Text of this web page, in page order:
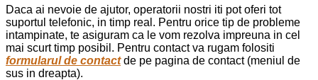
Daca ai nevoie de ajutor, operatorii nostri iti pot oferi tot
suportul telefonic, in timp real. Pentru orice tip de probleme
intampinate, te asiguram ca le vom rezolva impreuna in cel
mai scurt timp posibil. Pentru contact va rugam folositi
formularul de contactde pe pagina de contact (meniul de
sus in dreapta).